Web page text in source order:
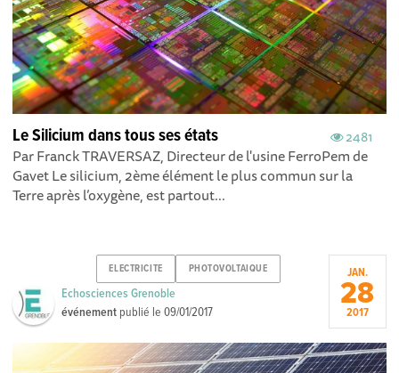
2481
Le Silicium dans tous ses états
Par Franck TRAVERSAZ, Directeur de l'usine FerroPem de
Gavet Le silicium, 2ème élément le plus commun sur la
Terre après l’oxygène, est partout...
ELECTRICITE PHOTOVOLTAIQUE
Echosciences Grenoble
événement publié le09/01/2017
JAN.
28
2017